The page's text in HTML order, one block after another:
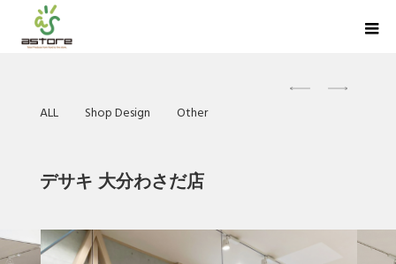
ALL Shop Design Other
デサキ 大分わさだ店